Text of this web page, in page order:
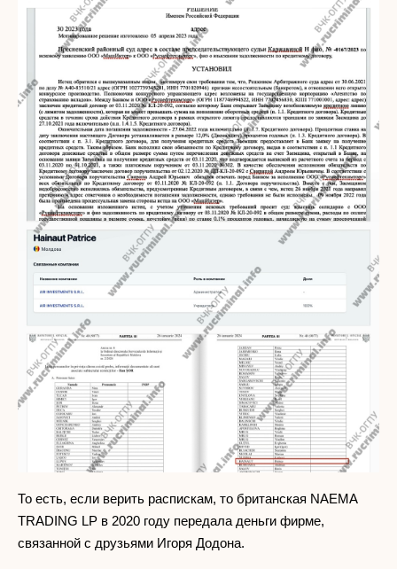
То есть, если верить распискам, то британская NAEMA
TRADING LP в 2020 году передала деньги фирме,
связанной с друзьями Игоря Додона.